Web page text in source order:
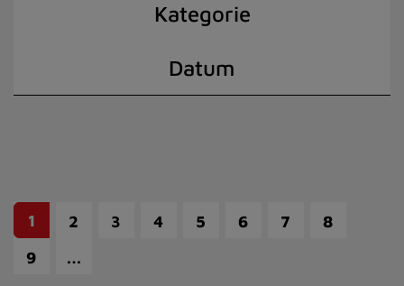
Kategorie
Datum
1 2 3 4 5 6 7
8
9
…